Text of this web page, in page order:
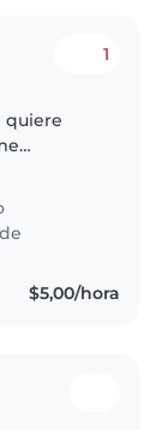
1
quiere
me
les gusta
$5,00/hora